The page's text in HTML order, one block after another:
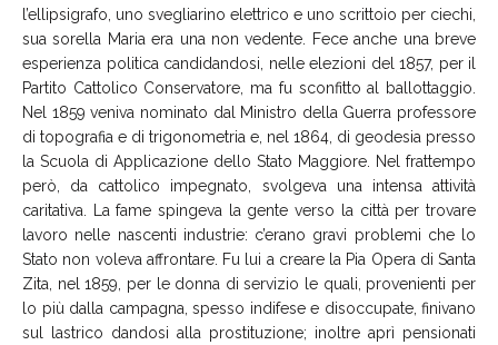
l’ellipsigrafo, uno svegliarino elettrico e uno scrittoio per ciechi,
sua sorella Maria era una non vedente. Fece anche una breve
esperienza politica candidandosi, nelle elezioni del 1857, per il
Partito Cattolico Conservatore, ma fu sconfitto al ballottaggio.
Nel 1859 veniva nominato dal Ministro della Guerra professore
di topografia e di trigonometria e, nel 1864, di geodesia presso
la Scuola di Applicazione dello Stato Maggiore. Nel frattempo
però, da cattolico impegnato, svolgeva una intensa attività
caritativa. La fame spingeva la gente verso la città per trovare
lavoro nelle nascenti industrie: c’erano gravi problemi che lo
Stato non voleva affrontare. Fu lui a creare la Pia Opera di Santa
Zita, nel 1859, per le donna di servizio le quali, provenienti per
lo più dalla campagna, spesso indifese e disoccupate, finivano
sul lastrico dandosi alla prostituzione; inoltre aprì pensionati